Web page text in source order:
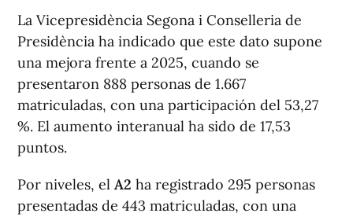
La Vicepresidència Segona i Conselleria de
Presidència ha indicado que este dato supone
una mejora frente a 2025, cuando se
presentaron 888 personas de 1.667
matriculadas, con una participación del 53,27
%. El aumento interanual ha sido de 17,53
puntos.
Por niveles, el A2 ha registrado 295 personas
presentadas de 443 matriculadas, con una